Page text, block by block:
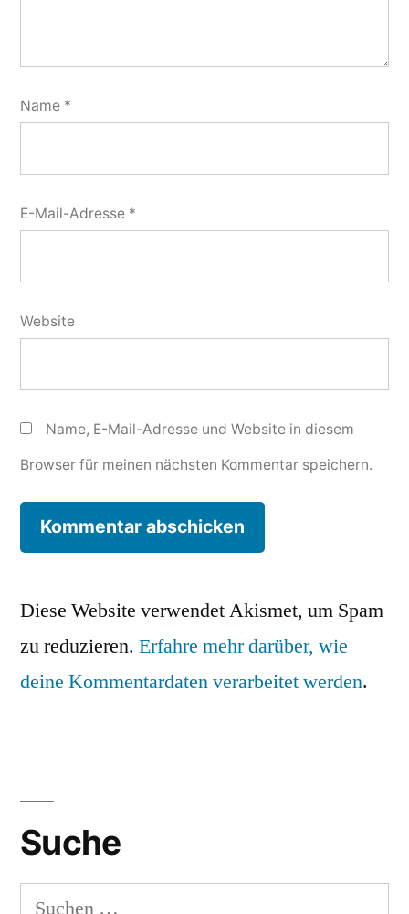
Name *
E-Mail-Adresse *
Website
Name, E-Mail-Adresse und Website in diesem
Browser für meinen nächsten Kommentar speichern.
Diese Website verwendet Akismet, um Spam
zu reduzieren. Erfahre mehr darüber, wie
deine Kommentardaten verarbeitet werden.
Suche
Suchen